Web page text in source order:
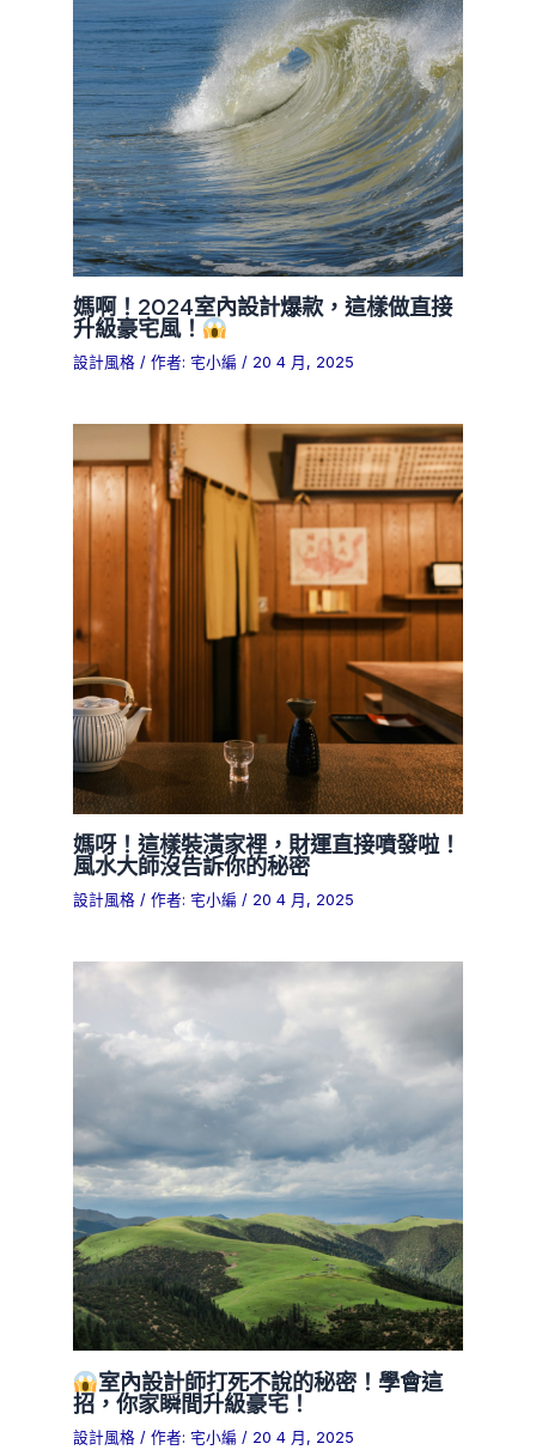
媽啊！2024室內設計爆款，這樣做直接
升級豪宅風！
設計風格 / 作者: 宅小編/ 20 4 月, 2025
媽呀！這樣裝潢家裡，財運直接噴發啦！
風水大師沒告訴你的秘密
設計風格 / 作者: 宅小編/ 20 4 月, 2025
室內設計師打死不說的秘密！學會這
招，你家瞬間升級豪宅！
設計風格 / 作者: 宅小編/ 20 4 月, 2025